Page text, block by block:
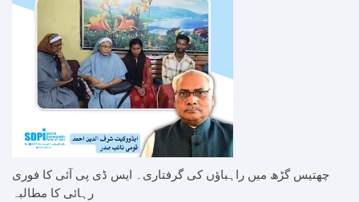
چھتیس گڑھ میں راہباؤں کی گرفتاری۔ ایس ڈی پی آئی کا فوری
رہائی کا مطالبہ